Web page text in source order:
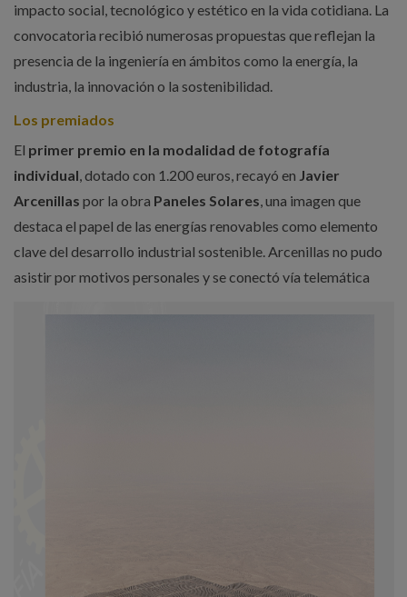
impacto social, tecnológico y estético en la vida cotidiana. La
convocatoria recibió numerosas propuestas que reflejan la
presencia de la ingeniería en ámbitos como la energía, la
industria, la innovación o la sostenibilidad.
Los premiados
El primer premio en la modalidad de fotografía
individual, dotado con 1.200 euros, recayó en Javier
Arcenillas por la obra Paneles Solares, una imagen que
destaca el papel de las energías renovables como elemento
clave del desarrollo industrial sostenible. Arcenillas no pudo
asistir por motivos personales y se conectó vía telemática